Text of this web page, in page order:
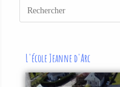
L'école Jeanne d'Arc